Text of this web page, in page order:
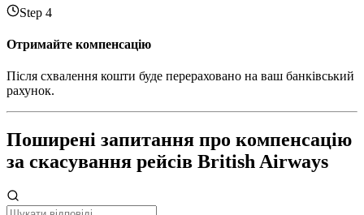
Step 4
Отримайте компенсацію
Після схвалення кошти буде перераховано на ваш банківський
рахунок.
Поширені запитання про компенсацію
за скасування рейсів British Airways